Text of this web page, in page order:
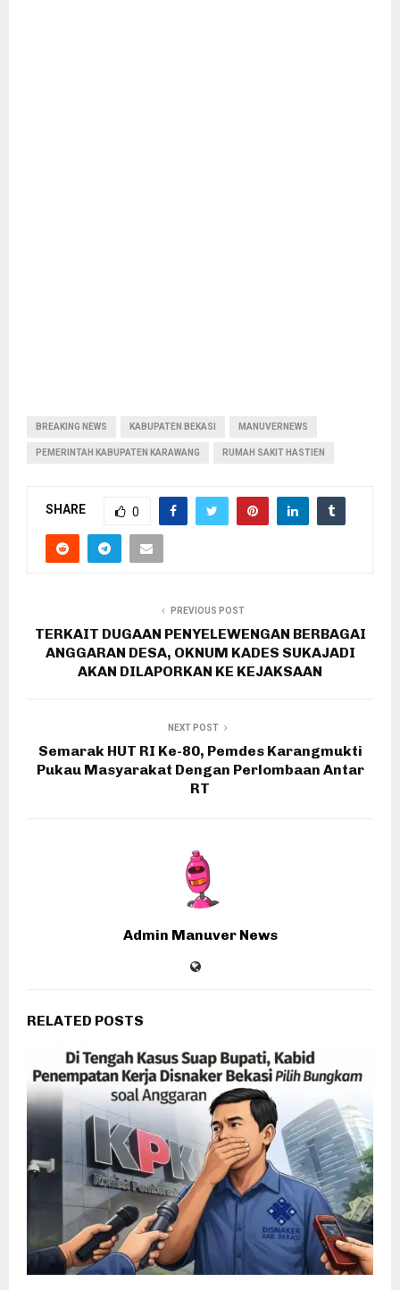
BREAKING NEWS KABUPATEN BEKASI MANUVERNEWS
PEMERINTAH KABUPATEN KARAWANG RUMAH SAKIT HASTIEN
SHARE 0
PREVIOUS POST
TERKAIT DUGAAN PENYELEWENGAN BERBAGAI
ANGGARAN DESA, OKNUM KADES SUKAJADI
AKAN DILAPORKAN KE KEJAKSAAN
NEXT POST
Semarak HUT RI Ke-80, Pemdes Karangmukti
Pukau Masyarakat Dengan Perlombaan Antar
RT
Admin Manuver News
RELATED POSTS